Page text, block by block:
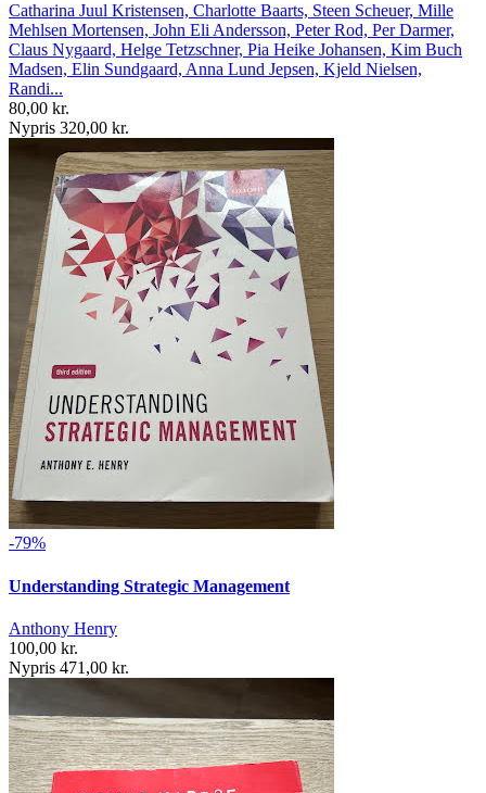
Catharina Juul Kristensen, Charlotte Baarts, Steen Scheuer, Mille
Mehlsen Mortensen, John Eli Andersson, Peter Rod, Per Darmer,
Claus Nygaard, Helge Tetzschner, Pia Heike Johansen, Kim Buch
Madsen, Elin Sundgaard, Anna Lund Jepsen, Kjeld Nielsen,
Randi...
80,00 kr.
Nypris 320,00 kr.
-79%
Understanding Strategic Management
Anthony Henry
100,00 kr.
Nypris 471,00 kr.